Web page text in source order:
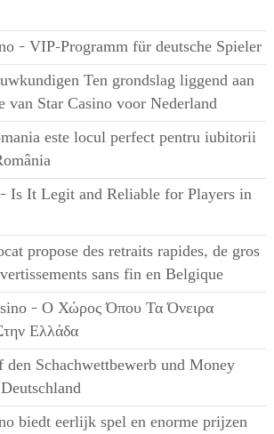
– VIP-Programm für deutsche Spieler
Ten grondslag liggend aan
van Star Casino voor Nederland
este locul perfect pentru iubitorii
Is It Legit and Reliable for Players in
propose des retraits rapides, de gros
sans fin en Belgique
– Ο Χώρος Όπου Τα Όνειρα
Ελλάδα
den Schachwettbewerb und Money
biedt eerlijk spel en enorme prijzen